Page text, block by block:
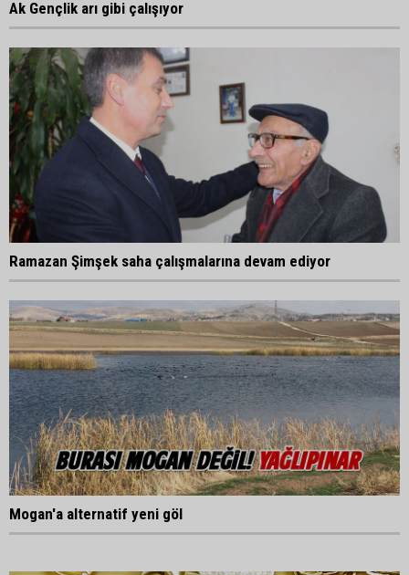
Ak Gençlik arı gibi çalışıyor
Ramazan Şimşek saha çalışmalarına devam ediyor
Mogan'a alternatif yeni göl